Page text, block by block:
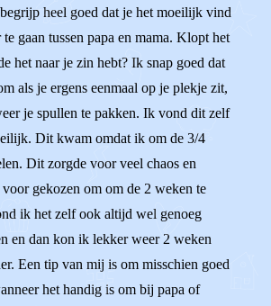
heel goed dat je het moeilijk vind
gaan tussen papa en mama. Klopt het
het naar je zin hebt? Ik snap goed dat
als je ergens eenmaal op je plekje zit,
je spullen te pakken. Ik vond dit zelf
Dit kwam omdat ik om de 3/4
Dit zorgde voor veel chaos en
gekozen om om de 2 weken te
ik het zelf ook altijd wel genoeg
en dan kon ik lekker weer 2 weken
Een tip van mij is om misschien goed
het handig is om bij papa of